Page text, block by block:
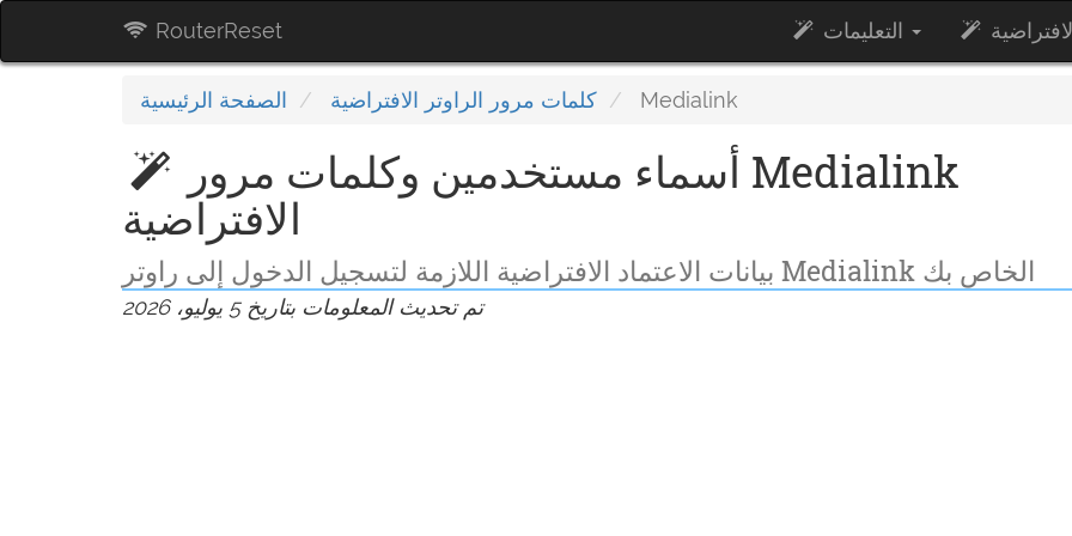
RouterReset
الصفحة الرئيسية كلمات مرور الراوتر الافتراضية Medialink
الافتراضية
بيانات الاعتماد الافتراضية اللازمة لتسجيل الدخول إلى راوتر Medialink الخاص بك
تم تحديث المعلومات بتاريخ 5 يوليو، 2026